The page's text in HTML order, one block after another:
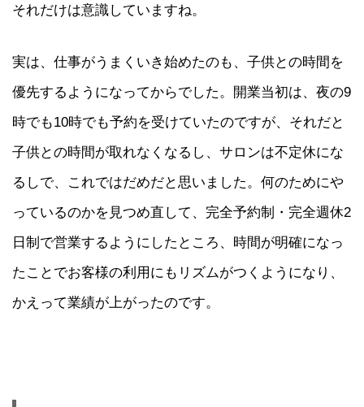
それだけは意識していますね。
実は、仕事がうまくいき始めたのも、子供との時間を
優先するようになってからでした。開業当初は、夜の9
時でも10時でも予約を受けていたのですが、それだと
子供との時間が取れなくなるし、サロンは不定休にな
るしで、これではだめだと思いました。何のためにや
っているのかを見つめ直して、完全予約制・完全週休2
日制で営業するようにしたところ、時間が明確になっ
たことでお客様の利用にもリズムがつくようになり、
かえって業績が上がったのです。